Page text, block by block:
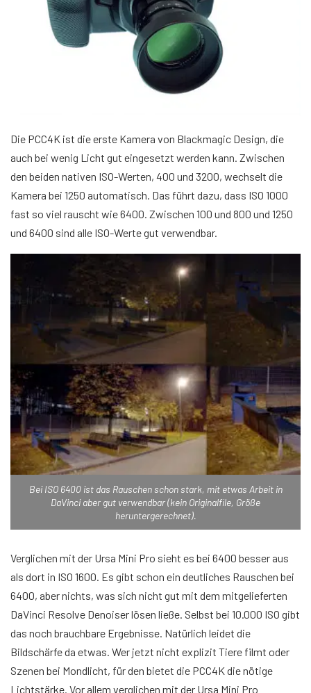
Die PCC4K ist die erste Kamera von Blackmagic Design, die
auch bei wenig Licht gut eingesetzt werden kann. Zwischen
den beiden nativen ISO-Werten, 400 und 3200, wechselt die
Kamera bei 1250 automatisch. Das führt dazu, dass ISO 1000
fast so viel rauscht wie 6400. Zwischen 100 und 800 und 1250
und 6400 sind alle ISO-Werte gut verwendbar.
Bei ISO 6400 ist das Rauschen schon stark, mit etwas Arbeit in
DaVinci aber gut verwendbar (kein Originalfile, Größe
heruntergerechnet).
Verglichen mit der Ursa Mini Pro sieht es bei 6400 besser aus
als dort in ISO 1600. Es gibt schon ein deutliches Rauschen bei
6400, aber nichts, was sich nicht gut mit dem mitgelieferten
DaVinci Resolve Denoiser lösen ließe. Selbst bei 10.000 ISO gibt
das noch brauchbare Ergebnisse. Natürlich leidet die
Bildschärfe da etwas. Wer jetzt nicht explizit Tiere filmt oder
Szenen bei Mondlicht, für den bietet die PCC4K die nötige
Lichtstärke. Vor allem verglichen mit der Ursa Mini Pro